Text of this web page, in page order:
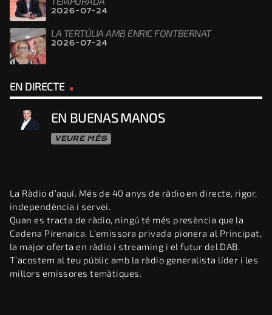
2026-07-24
LA TERTÚLIA AMB ENRIC FONTBERNAT
2026-07-24
EN DIRECTE
EN BUENAS MANOS
VEURE MÉS
La Ràdio d’aquí. Més de 40 anys de ràdio en directe, rigor,
independència i servei.
Quan es tracta de ràdio, ningú té més presència que la
Cadena Pirenaica. L’emissora privada pionera al Principat,
la major oferta en ràdio i streaming i el futur del DAB.
T’acostem al teu públic amb la ràdio generalista líder i les
millors emissores temàtiques.